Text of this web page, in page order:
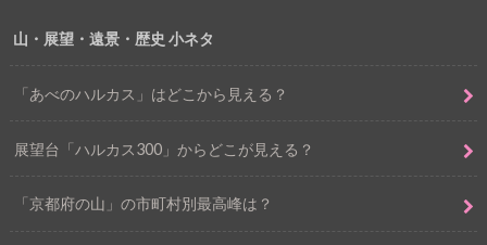
山・展望・遠景・歴史 小ネタ
「あべのハルカス」はどこから見える？
展望台「ハルカス300」からどこが見える？
「京都府の山」の市町村別最高峰は？